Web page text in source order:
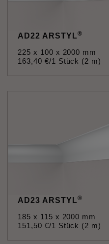
AD22 ARSTYL®
225 x 100 x 2000 mm
163,40 €/1 Stück (2 m)
AD23 ARSTYL®
185 x 115 x 2000 mm
151 ,50 €/1 Stück (2 m)